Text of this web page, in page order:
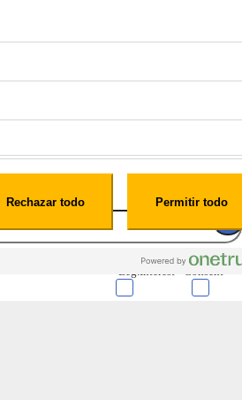
SP3
tu navegador, generalmente en forma de cookies.
Consent
Leg.Interest
Rechazar todo Permitir todo